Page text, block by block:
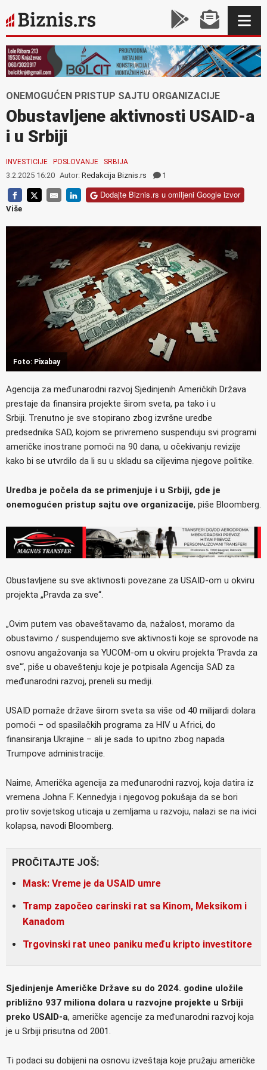
ONEMOGUĆEN PRISTUP SAJTU ORGANIZACIJE
Obustavljene aktivnosti USAID-a
i u Srbiji
INVESTICIJE POSLOVANJE SRBIJA
3.2.2025 16:20 Autor: Redakcija Biznis.rs 1
Dodajte Biznis.rs u omiljeni Google izvor
Više
Foto: Pixabay
Agencija za međunarodni razvoj Sjedinjenih Američkih Država
prestaje da finansira projekte širom sveta, pa tako i u
Srbiji. Trenutno je sve stopirano zbog izvršne uredbe
predsednika SAD, kojom se privremeno suspenduju svi programi
američke inostrane pomoći na 90 dana, u očekivanju revizije
kako bi se utvrdilo da li su u skladu sa ciljevima njegove politike.
Uredba je počela da se primenjuje i u Srbiji, gde je
onemogućen pristup sajtu ove organizacije, piše Bloomberg.
Obustavljene su sve aktivnosti povezane za USAID-om u okviru
projekta „Pravda za sve“.
„Ovim putem vas obaveštavamo da, nažalost, moramo da
obustavimo / suspendujemo sve aktivnosti koje se sprovode na
osnovu angažovanja sa YUCOM-om u okviru projekta ‘Pravda za
sve'“, piše u obaveštenju koje je potpisala Agencija SAD za
međunarodni razvoj, preneli su mediji.
USAID pomaže države širom sveta sa više od 40 milijardi dolara
pomoći – od spasilačkih programa za HIV u Africi, do
finansiranja Ukrajine – ali je sada to upitno zbog napada
Trumpove administracije.
Naime, Američka agencija za međunarodni razvoj, koja datira iz
vremena Johna F. Kennedyja i njegovog pokušaja da se bori
protiv sovjetskog uticaja u zemljama u razvoju, nalazi se na ivici
kolapsa, navodi Bloomberg.
PROČITAJTE JOŠ:
Mask: Vreme je da USAID umre
Tramp započeo carinski rat sa Kinom, Meksikom i
Kanadom
Trgovinski rat uneo paniku među kripto investitore
Sjedinjenje Američke Države su do 2024. godine uložile
približno 937 miliona dolara u razvojne projekte u Srbiji
preko USAID-a, američke agencije za međunarodni razvoj koja
je u Srbiji prisutna od 2001.
Ti podaci su dobijeni na osnovu izveštaja koje pružaju američke